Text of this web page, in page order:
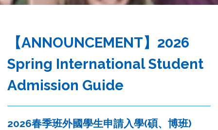
【ANNOUNCEMENT】2026
Spring International Student
Admission Guide
2026春季班外國學生申請入學(碩、博班)